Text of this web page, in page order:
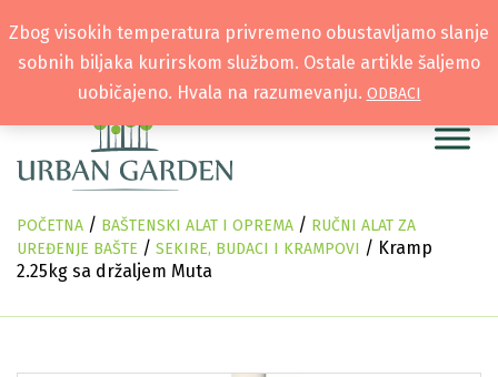
POČETNA / BAŠTENSKI ALAT I OPREMA / RUČNI ALAT ZA
UREĐENJE BAŠTE / SEKIRE, BUDACI I KRAMPOVI / Kramp
2.25kg sa držaljem Muta
Zbog visokih temperatura privremeno obustavljamo slanje
sobnih biljaka kurirskom službom. Ostale artikle šaljemo
uobičajeno. Hvala na razumevanju. ODBACI